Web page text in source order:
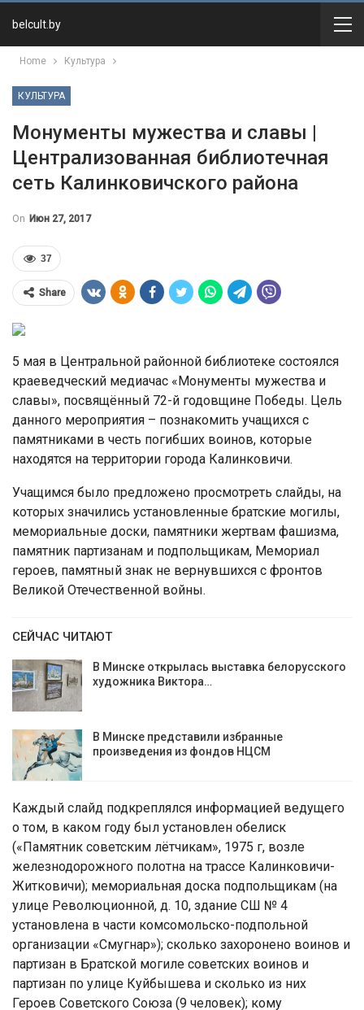
belcult.by
Home Культура
КУЛЬТУРА
Монументы мужества и славы |
Централизованная библиотечная
сеть Калинковичского района
On Июн 27, 2017
37
Share
5 мая в Центральной районной библиотеке состоялся
краеведческий медиачас «Монументы мужества и
славы», посвящённый 72-й годовщине Победы. Цель
данного мероприятия – познакомить учащихся с
памятниками в честь погибших воинов, которые
находятся на территории города Калинковичи.
Учащимся было предложено просмотреть слайды, на
которых значились установленные братские могилы,
мемориальные доски, памятники жертвам фашизма,
памятник партизанам и подпольщикам, Мемориал
героев, памятный знак не вернувшихся с фронтов
Великой Отечественной войны.
СЕЙЧАС ЧИТАЮТ
В Минске открылась выставка белорусского
художника Виктора…
В Минске представили избранные
произведения из фондов НЦСМ
Каждый слайд подкреплялся информацией ведущего
о том, в каком году был установлен обелиск
(«Памятник советским лётчикам», 1975 г, возле
железнодорожного полотна на трассе Калинковичи-
Житковичи); мемориальная доска подпольщикам (на
улице Революционной, д. 10, здание СШ № 4
установлена в части комсомольско-подпольной
организации «Смугнар»); сколько захоронено воинов и
партизан в Братской могиле советских воинов и
партизан по улице Куйбышева и сколько из них
Героев Советского Союза (9 человек); кому